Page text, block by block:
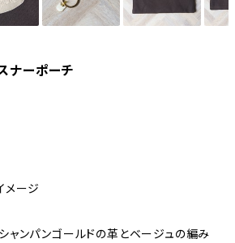
ナーポーチ
メージ
ャンパンゴールドの革とベージュの編み